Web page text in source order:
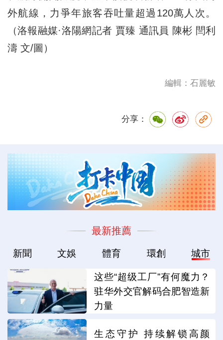
外航線，力爭年旅客吞吐量超過120萬人次。
（洛報融媒·洛陽網記者 賈臻 通訊員 陳彬 閆利
濤 文/圖）
編輯：石麗敏
分享：
最新推薦
新聞 文娛 體育 環創 城市
这些“超级工厂”有何魔力？
驻华外交官解码合肥智造新
力量
生态守护 持续解锁高颜